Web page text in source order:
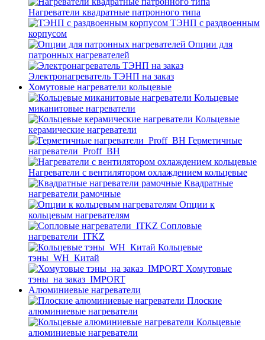
Нагреватели квадратные патронного типа
ТЭНП с раздвоенным
корпусом
Опции для
патронных нагревателей
Электронагреватель ТЭНП на заказ
Хомутовые нагреватели кольцевые
Кольцевые
миканитовые нагреватели
Кольцевые
керамические нагреватели
Герметичные
нагреватели_Proff_BH
Нагреватели с вентилятором охлаждением кольцевые
Квадратные
нагреватели рамочные
Опции к
кольцевым нагревателям
Cопловые
нагреватели_ITKZ
Кольцевые
тэны_WH_Китай
Хомутовые
тэны_на заказ_IMPORT
Алюминиевые нагреватели
Плоские
алюминиевые нагреватели
Кольцевые
алюминиевые нагреватели